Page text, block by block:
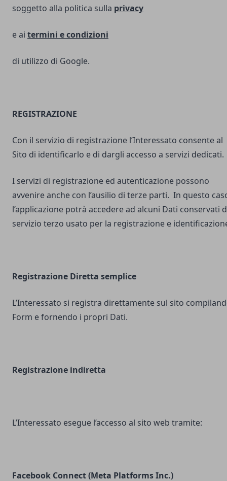
soggetto alla politica sulla privacy
e ai termini econdizioni
di utilizzo di Google.
REGISTRAZIONE
Con il servizio di registrazione l’Interessato consente al
Sito di identificarlo e di dargli accesso a servizi dedicati.
I servizi di registrazione ed autenticazione possono
avvenire anche con l’ausilio di terze parti. In questo
l’applicazione potrà accedere ad alcuni Dati conservati
servizio terzo usato per la registrazione e
Registrazione Diretta semplice
L’Interessato si registra direttamente sul sito
Form e fornendo i propri Dati.
Registrazione indiretta
L’Interessato esegue l’accesso al sito web tramite:
Facebook Connect (Meta Platforms Inc.)